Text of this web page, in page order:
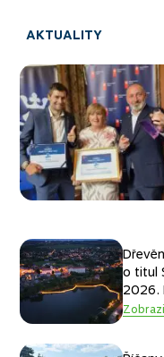
Jsme
malou radost z
Jsme
přírody…
Jsme
na té nejvyšší
Jsme
kultury…
AKTUALITY
o titul
2026.